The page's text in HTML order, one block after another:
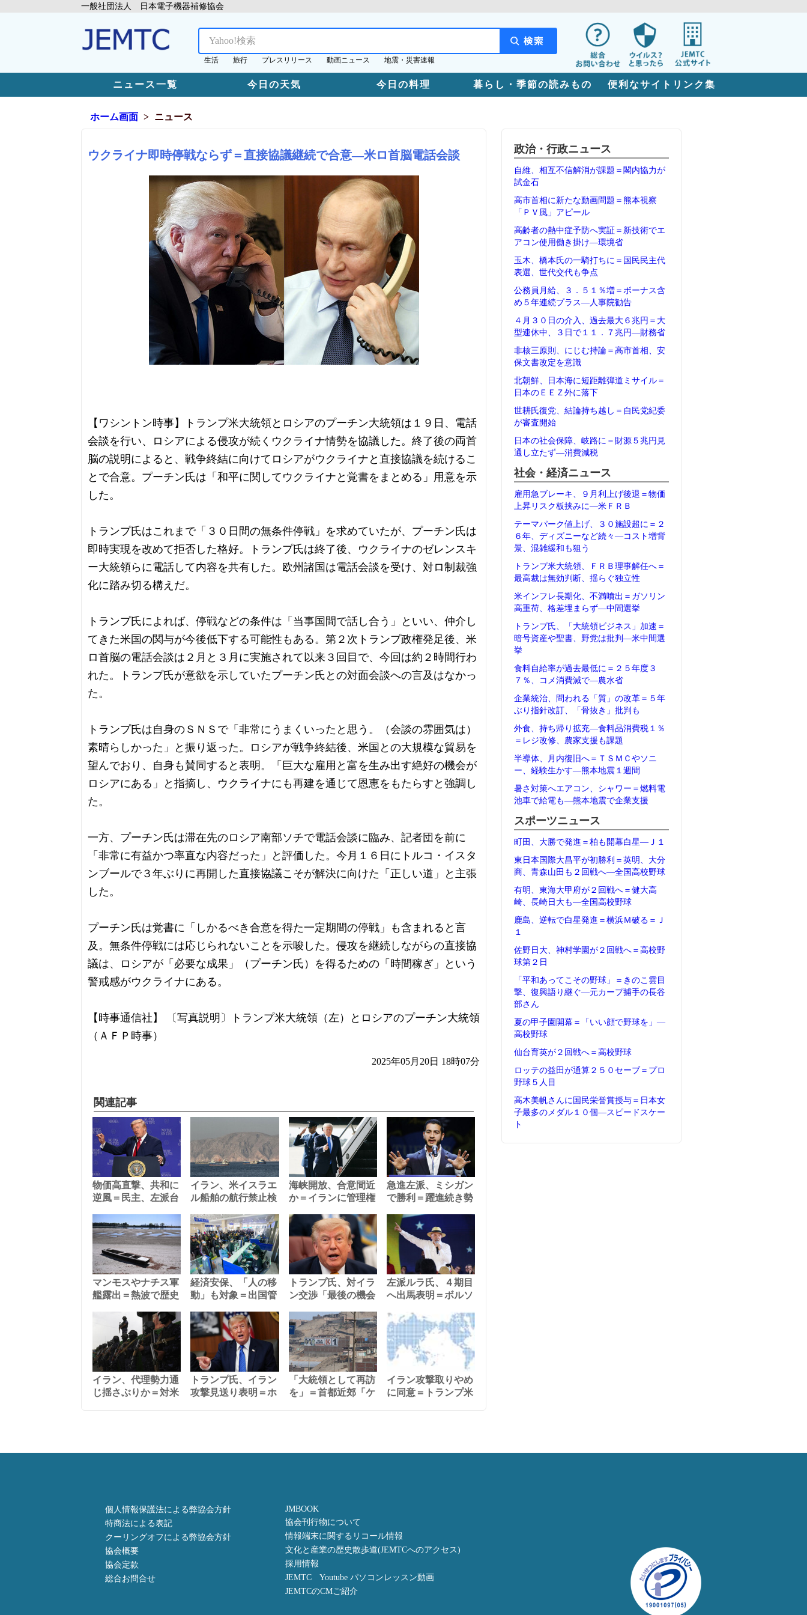
一般社団法人 日本電子機器補修協会
生活 旅行 プレスリリース 動画ニュース 地震・災害速報
ニュース一覧 今日の天気 今日の料理 暮らし・季節の読みもの 便利なサイトリンク集
ホーム画面 ニュース
ウクライナ即時停戦ならず＝直接協議継続で合意―米ロ首脳電話会談
【ワシントン時事】トランプ米大統領とロシアのプーチン大統領は１９日、電話
会談を行い、ロシアによる侵攻が続くウクライナ情勢を協議した。終了後の両首
脳の説明によると、戦争終結に向けてロシアがウクライナと直接協議を続けるこ
とで合意。プーチン氏は「和平に関してウクライナと覚書をまとめる」用意を示
した。
トランプ氏はこれまで「３０日間の無条件停戦」を求めていたが、プーチン氏は
即時実現を改めて拒否した格好。トランプ氏は終了後、ウクライナのゼレンスキ
ー大統領らに電話して内容を共有した。欧州諸国は電話会談を受け、対ロ制裁強
化に踏み切る構えだ。
トランプ氏によれば、停戦などの条件は「当事国間で話し合う」といい、仲介し
てきた米国の関与が今後低下する可能性もある。第２次トランプ政権発足後、米
ロ首脳の電話会談は２月と３月に実施されて以来３回目で、今回は約２時間行わ
れた。トランプ氏が意欲を示していたプーチン氏との対面会談への言及はなかっ
た。
トランプ氏は自身のＳＮＳで「非常にうまくいったと思う。（会談の雰囲気は）
素晴らしかった」と振り返った。ロシアが戦争終結後、米国との大規模な貿易を
望んでおり、自身も賛同すると表明。「巨大な雇用と富を生み出す絶好の機会が
ロシアにある」と指摘し、ウクライナにも再建を通じて恩恵をもたらすと強調し
た。
一方、プーチン氏は滞在先のロシア南部ソチで電話会談に臨み、記者団を前に
「非常に有益かつ率直な内容だった」と評価した。今月１６日にトルコ・イスタ
ンブールで３年ぶりに再開した直接協議こそが解決に向けた「正しい道」と主張
した。
プーチン氏は覚書に「しかるべき合意を得た一定期間の停戦」も含まれると言
及。無条件停戦には応じられないことを示唆した。侵攻を継続しながらの直接協
議は、ロシアが「必要な成果」（プーチン氏）を得るための「時間稼ぎ」という
警戒感がウクライナにある。
【時事通信社】 〔写真説明〕トランプ米大統領（左）とロシアのプーチン大統領
（ＡＦＰ時事）
2025年05月20日 18時07分
関連記事
物価高直撃、共和に
逆風＝民主、左派台
イラン、米イスラエ
ル船舶の航行禁止検
海峡開放、合意間近
か＝イランに管理権
急進左派、ミシガン
で勝利＝躍進続き勢
マンモスやナチス軍
艦露出＝熱波で歴史
経済安保、「人の移
動」も対象＝出国管
トランプ氏、対イラ
ン交渉「最後の機会
左派ルラ氏、４期目
へ出馬表明＝ボルソ
イラン、代理勢力通
じ揺さぶりか＝対米
トランプ氏、イラン
攻撃見送り表明＝ホ
「大統領として再訪
を」＝首都近郊「ケ
イラン攻撃取りやめ
に同意＝トランプ米
政治・行政ニュース
自維、相互不信解消が課題＝閣内協力が
試金石
高市首相に新たな動画問題＝熊本視察
「ＰＶ風」アピール
高齢者の熱中症予防へ実証＝新技術でエ
アコン使用働き掛け―環境省
玉木、橋本氏の一騎打ちに＝国民民主代
表選、世代交代も争点
公務員月給、３．５１％増＝ボーナス含
め５年連続プラス―人事院勧告
４月３０日の介入、過去最大６兆円＝大
型連休中、３日で１１．７兆円―財務省
非核三原則、にじむ持論＝高市首相、安
保文書改定を意識
北朝鮮、日本海に短距離弾道ミサイル＝
日本のＥＥＺ外に落下
世耕氏復党、結論持ち越し＝自民党紀委
が審査開始
日本の社会保障、岐路に＝財源５兆円見
通し立たず―消費減税
社会・経済ニュース
雇用急ブレーキ、９月利上げ後退＝物価
上昇リスク板挟みに―米ＦＲＢ
テーマパーク値上げ、３０施設超に＝２
６年、ディズニーなど続々―コスト増背
景、混雑緩和も狙う
トランプ米大統領、ＦＲＢ理事解任へ＝
最高裁は無効判断、揺らぐ独立性
米インフレ長期化、不満噴出＝ガソリン
高重荷、格差埋まらず―中間選挙
トランプ氏、「大統領ビジネス」加速＝
暗号資産や聖書、野党は批判―米中間選
挙
食料自給率が過去最低に＝２５年度３
７％、コメ消費減で―農水省
企業統治、問われる「質」の改革＝５年
ぶり指針改訂、「骨抜き」批判も
外食、持ち帰り拡充―食料品消費税１％
＝レジ改修、農家支援も課題
半導体、月内復旧へ＝ＴＳＭＣやソニ
ー、経験生かす―熊本地震１週間
暑さ対策へエアコン、シャワー＝燃料電
池車で給電も―熊本地震で企業支援
スポーツニュース
町田、大勝で発進＝柏も開幕白星―Ｊ１
東日本国際大昌平が初勝利＝英明、大分
商、青森山田も２回戦へ―全国高校野球
有明、東海大甲府が２回戦へ＝健大高
崎、長崎日大も―全国高校野球
鹿島、逆転で白星発進＝横浜Ｍ破る＝Ｊ
１
佐野日大、神村学園が２回戦へ＝高校野
球第２日
「平和あってこその野球」＝きのこ雲目
撃、復興語り継ぐ―元カープ捕手の長谷
部さん
夏の甲子園開幕＝「いい顔で野球を」―
高校野球
仙台育英が２回戦へ＝高校野球
ロッテの益田が通算２５０セーブ＝プロ
野球５人目
高木美帆さんに国民栄誉賞授与＝日本女
子最多のメダル１０個―スピードスケー
ト
個人情報保護法による弊協会方針
特商法による表記
クーリングオフによる弊協会方針
協会概要
協会定款
総合お問合せ
JMBOOK
協会刊行物について
情報端末に関するリコール情報
文化と産業の歴史散歩道(JEMTCへのアクセス)
採用情報
JEMTC Youtube パソコンレッスン動画
JEMTCのCMご紹介